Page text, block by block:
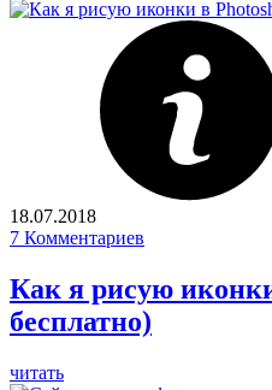
18.07.2018
7 Комментариев
Как я рисую
бесплатно)
читать